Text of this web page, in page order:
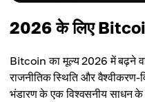
2026 के लिए Bitcoin
Bitcoin का मूल्य 2026 में बढ़ने
राजनीतिक स्थिति और
भंडारण के एक विश्वसनीय साधन के